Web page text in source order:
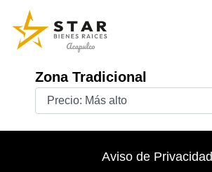
Zona Tradicional
Aviso de Privacidad